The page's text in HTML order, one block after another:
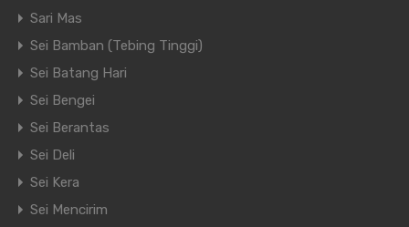
Harga Properti
Down Payment
Sari Mas
Sei Bamban (Tebing Tinggi)
Sei Batang Hari
Sei Bengei
Sei Berantas
Sei Deli
Sei Kera
Sei Mencirim